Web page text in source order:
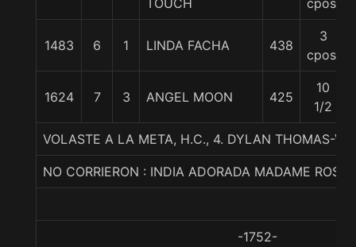
TOUCH cpos.
1483 6 1 LINDA FACHA 438
3
cpos.
1624 7 3 ANGEL MOON 425
10
1/2
VOLASTE A LA META, H.C., 4. DYLAN THOMAS-
NO CORRIERON : INDIA ADORADA MADAME
-1752-